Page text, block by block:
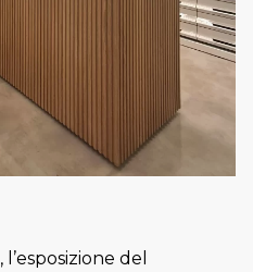
, l’esposizione del